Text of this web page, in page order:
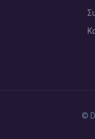
©